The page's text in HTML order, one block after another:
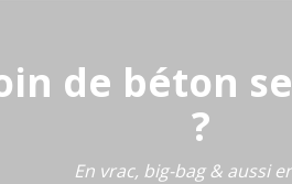
de béton
?
En vrac, big-bag & aussi